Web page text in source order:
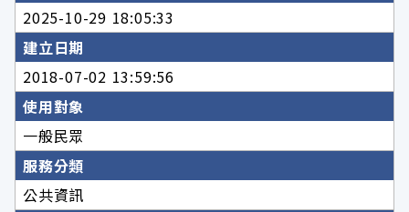
2025-10-29 18:05:33
建立日期
2018-07-02 13:59:56
使用對象
一般民眾
服務分類
公共資訊